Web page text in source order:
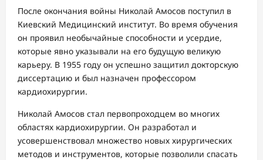
После окончания войны Николай Амосов поступил в
Киевский Медицинский институт. Во время обучения
он проявил необычайные способности и усердие,
которые явно указывали на его будущую великую
карьеру. В 1955 году он успешно защитил докторскую
диссертацию и был назначен профессором
кардиохирургии.
Николай Амосов стал первопроходцем во многих
областях кардиохирургии. Он разработал и
усовершенствовал множество новых хирургических
методов и инструментов, которые позволили спасать